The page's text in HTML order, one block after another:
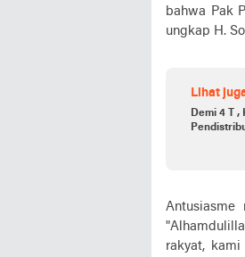
bahwa Pak
ungkap H.
Lihat
Demi 4 T
rakyat,